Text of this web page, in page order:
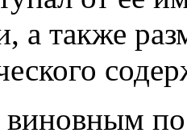
а также
виновным